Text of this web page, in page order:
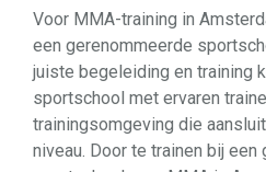
Voor MMA-training in
een gerenommeerde
juiste begeleiding en training
sportschool met ervaren
trainingsomgeving die
niveau. Door te trainen bij